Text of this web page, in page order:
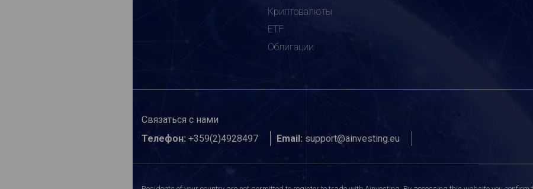
Криптовалюты
ETF
Облигации
Связаться с нами
Телефон: +359(2)4928497 Email: support@ainvesting.eu